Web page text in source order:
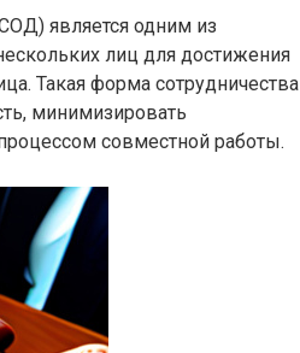
является одним из
лиц для достижения
Такая форма сотрудничества
минимизировать
совместной работы.